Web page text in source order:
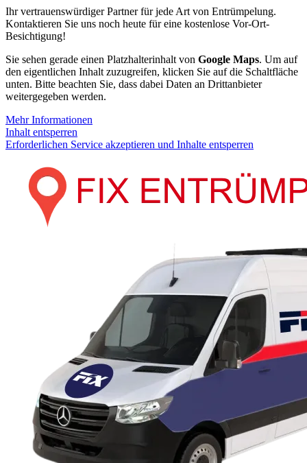
Ihr vertrauenswürdiger Partner für jede Art von Entrümpelung.
Kontaktieren Sie uns noch heute für eine kostenlose Vor-Ort-
Besichtigung!
Sie sehen gerade einen Platzhalterinhalt von Google Maps. Um auf
den eigentlichen Inhalt zuzugreifen, klicken Sie auf die Schaltfläche
unten. Bitte beachten Sie, dass dabei Daten an Drittanbieter
weitergegeben werden.
Mehr Informationen
Inhalt entsperren
Erforderlichen Service akzeptieren und Inhalte entsperren